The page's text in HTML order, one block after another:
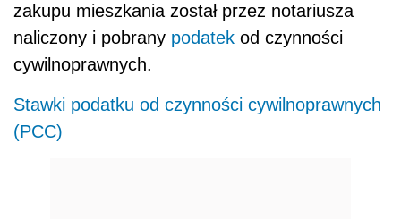
zakupu mieszkania został przez notariusza
naliczony i pobrany podatek od czynności
cywilnoprawnych.
Stawki podatku od czynności cywilnoprawnych
(PCC)